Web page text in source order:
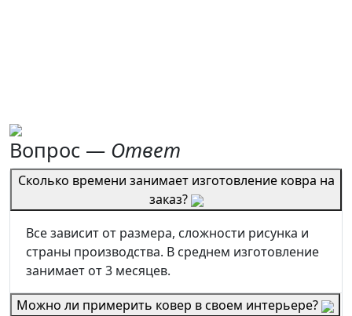
Вопрос — Ответ
Сколько времени занимает изготовление ковра на
заказ?
Все зависит от размера, сложности рисунка и
страны производства. В среднем изготовление
занимает от 3 месяцев.
Можно ли примерить ковер в своем интерьере?